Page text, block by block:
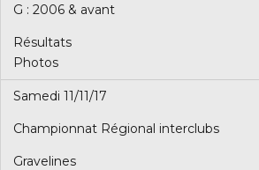
G : 2006 & avant
Résultats
Photos
Samedi 11/11/17
Championnat Régional interclubs
Gravelines